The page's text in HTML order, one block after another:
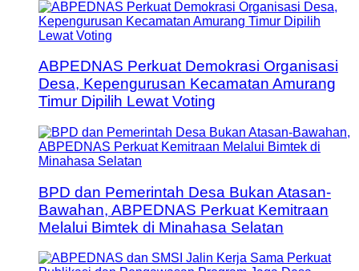
ABPEDNAS Perkuat Demokrasi Organisasi
Desa, Kepengurusan Kecamatan Amurang
Timur Dipilih Lewat Voting
BPD dan Pemerintah Desa Bukan Atasan-
Bawahan, ABPEDNAS Perkuat Kemitraan
Melalui Bimtek di Minahasa Selatan